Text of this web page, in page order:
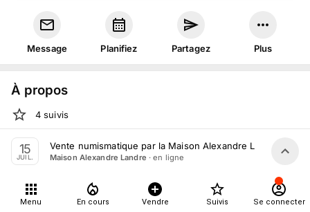
Message Planifiez Partagez Plus
À propos
4 suivis
Lun. 22 juin 2026 20:00 au mer. 15 juillet 20:00
Vente volontaireorganiséeparMaison Alexandre Landre
Tout le monde peut participer
15
JUIL.
Vente numismatique par la Maison Alexandre Landre
Maison Alexandre Landre · en ligne
Menu En cours Vendre Suivis Se connecter